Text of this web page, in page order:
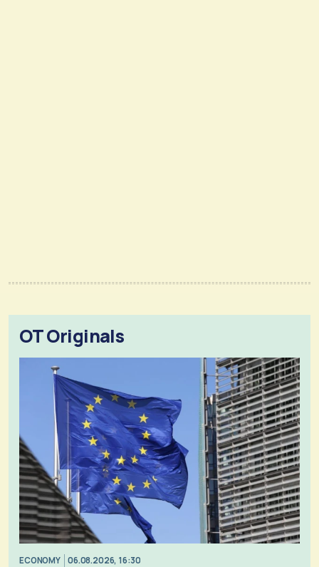
OT Originals
ECONOMY 06.08.2026, 16:30